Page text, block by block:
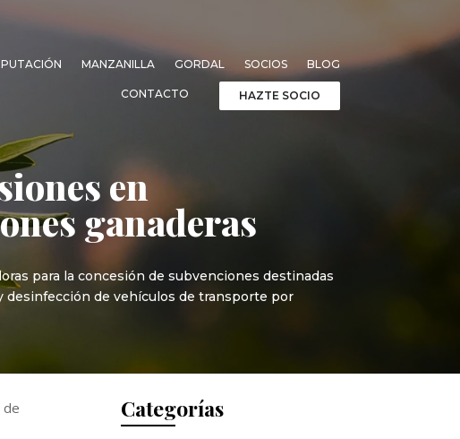
MANZANILLA GORDAL SOCIOS BLOG
CONTACTO HAZTE SOCIO
en
ganaderas
para la concesión de subvenciones destinadas
desinfección de vehículos de transporte por
de
Categorías